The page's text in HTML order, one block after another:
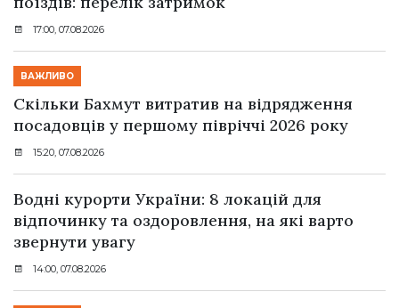
17:00, 07.08.2026
ВАЖЛИВО
Скільки Бахмут витратив на відрядження
посадовців у першому півріччі 2026 року
15:20, 07.08.2026
Водні курорти України: 8 локацій для
відпочинку та оздоровлення, на які варто
звернути увагу
14:00, 07.08.2026